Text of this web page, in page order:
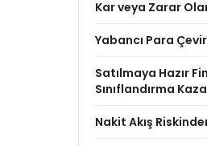
Kar veya Zarar
Yabancı Para
Satılmaya Hazır
Sınıflandırma
Nakit Akış